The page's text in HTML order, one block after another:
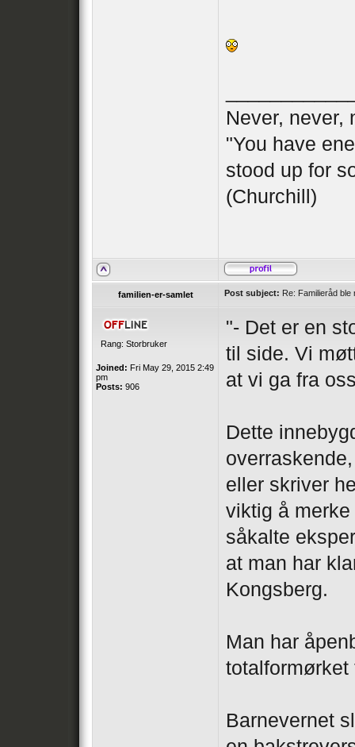
Never, never,
"You have
stood up for
(Churchill)
familien-er-samlet Post subject: Re: Familieråd
Rang: Storbruker
Joined: Fri May 29, 2015 2:49
pm
Posts: 906
"- Det er en
til side. Vi
at vi ga fra
Dette
eller skriver
viktig å
såkalte
at man har
Kongsberg.
Man har
totalformørket
Barnevernet